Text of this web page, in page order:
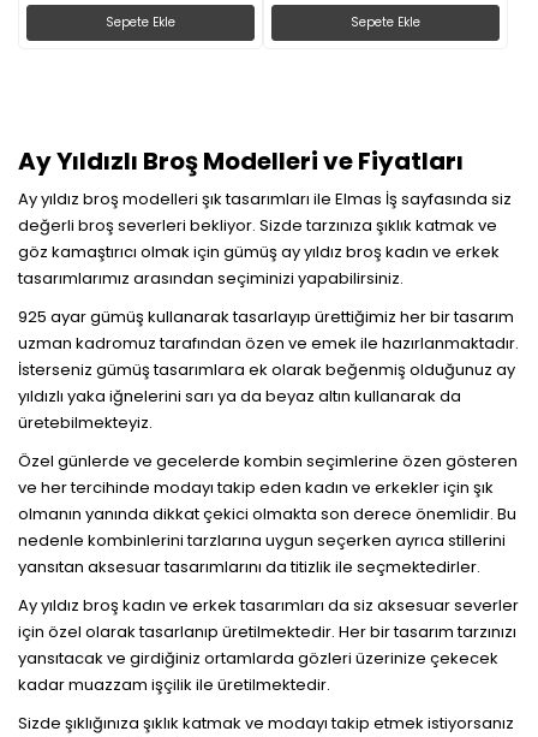
Sepete Ekle Sepete Ekle
Ay Yıldızlı Broş Modelleri ve Fiyatları
Ay yıldız broş modelleri şık tasarımları ile Elmas İş sayfasında siz
değerli broş severleri bekliyor. Sizde tarzınıza şıklık katmak ve
göz kamaştırıcı olmak için gümüş ay yıldız broş kadın ve erkek
tasarımlarımız arasından seçiminizi yapabilirsiniz.
925 ayar gümüş kullanarak tasarlayıp ürettiğimiz her bir tasarım
uzman kadromuz tarafından özen ve emek ile hazırlanmaktadır.
İsterseniz gümüş tasarımlara ek olarak beğenmiş olduğunuz ay
yıldızlı yaka iğnelerini sarı ya da beyaz altın kullanarak da
üretebilmekteyiz.
Özel günlerde ve gecelerde kombin seçimlerine özen gösteren
ve her tercihinde modayı takip eden kadın ve erkekler için şık
olmanın yanında dikkat çekici olmakta son derece önemlidir. Bu
nedenle kombinlerini tarzlarına uygun seçerken ayrıca stillerini
yansıtan aksesuar tasarımlarını da titizlik ile seçmektedirler.
Ay yıldız broş kadın ve erkek tasarımları da siz aksesuar severler
için özel olarak tasarlanıp üretilmektedir. Her bir tasarım tarzınızı
yansıtacak ve girdiğiniz ortamlarda gözleri üzerinize çekecek
kadar muazzam işçilik ile üretilmektedir.
Sizde şıklığınıza şıklık katmak ve modayı takip etmek istiyorsanız